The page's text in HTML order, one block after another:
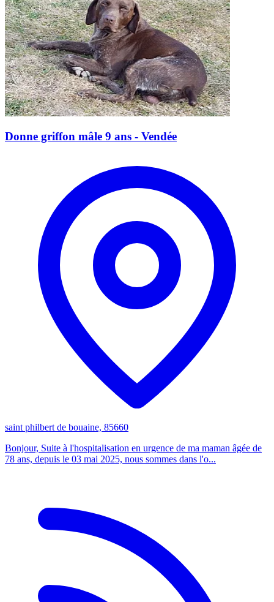
Donne griffon mâle 9 ans - Vendée
saint philbert de bouaine, 85660
Bonjour, Suite à l'hospitalisation en urgence de ma maman âgée de
78 ans, depuis le 03 mai 2025, nous sommes dans l'o...